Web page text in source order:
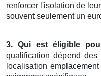
renforcer l'isolation de
souvent seulement un
3. Qui est éligible
qualification dépend
localisation